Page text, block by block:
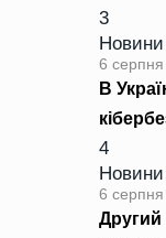
3
Новини
6
В
4
Новини
6
Другий